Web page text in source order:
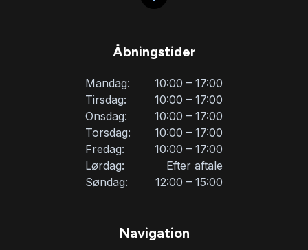
Åbningstider
Mandag:
10:00 – 17:00
Tirsdag:
10:00 – 17:00
Onsdag:
10:00 – 17:00
Torsdag:
10:00 – 17:00
Fredag:
10:00 – 17:00
Lørdag:
Efter aftale
Søndag:
12:00 – 15:00
Navigation